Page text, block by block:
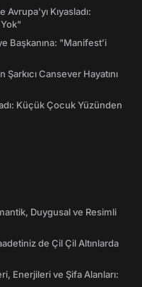
Kıyasladı:
Başkanına: "Manifest’i
Cansever Hayatını
Küçük Çocuk Yüzünden
Duygusal ve Resimli
de Çil Çil Altınlarda
Enerjileri ve Şifa Alanları: